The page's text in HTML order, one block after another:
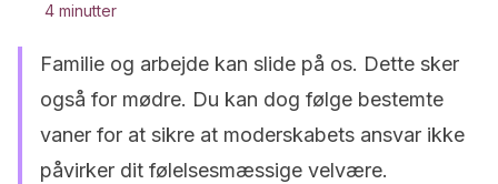
4 minutter
Familie og arbejde kan slide på os. Dette sker
også for mødre. Du kan dog følge bestemte
vaner for at sikre at moderskabets ansvar ikke
påvirker dit følelsesmæssige velvære.